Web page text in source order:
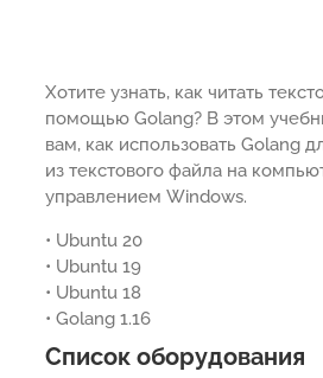
Хотите узнать, как читать
помощью Golang? В этом
вам, как использовать Golang
из текстового файла на
управлением Windows.
• Ubuntu 20
• Ubuntu 19
• Ubuntu 18
• Golang 1.16
Список оборудования